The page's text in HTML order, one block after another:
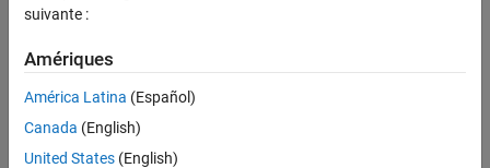
Simuler le modèle
Voir aussi
4
5
6
suivante :
Amériques
América Latina (Español)
Canada (English)
United States (English)